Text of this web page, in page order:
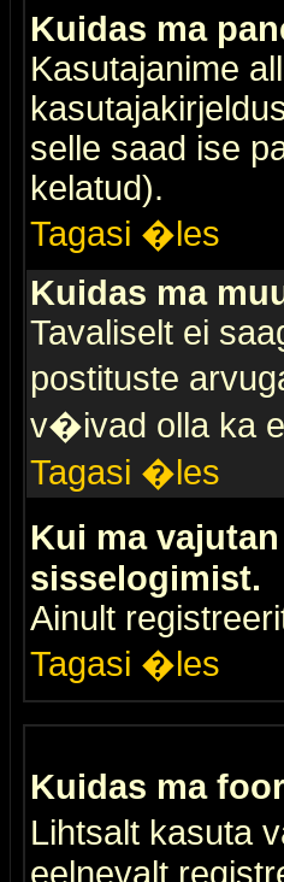
Kuidas ma
Kasutajanime
selle saad ise
kelatud).
Tagasi �les
Kuidas ma
Tavaliselt ei
postituste
v�ivad olla ka
Tagasi �les
Kui ma
sisselogimist.
Ainult
Tagasi �les
Kuidas ma
Lihtsalt kasuta
eelnevalt